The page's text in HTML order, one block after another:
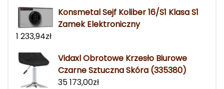
Konsmetal Sejf Koliber 16/S1 Klasa S1
Zamek Elektroniczny
1 233,94zł
Vidaxl Obrotowe Krzesło Biurowe
Czarne Sztuczna Skóra (335380)
35 173,00zł